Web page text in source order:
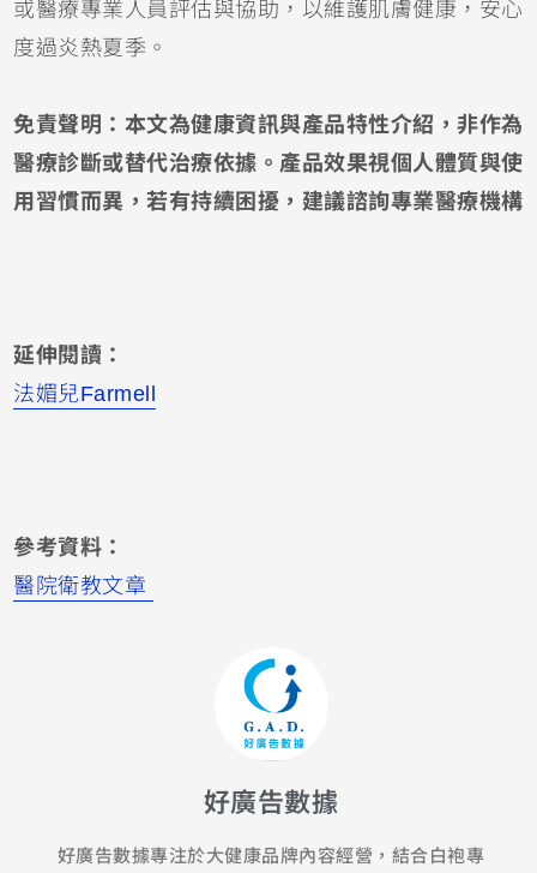
或醫療專業人員評估與協助，以維護肌膚健康，安心
度過炎熱夏季。
免責聲明：本文為健康資訊與產品特性介紹，非作為
醫療診斷或替代治療依據。產品效果視個人體質與使
用習慣而異，若有持續困擾，建議諮詢專業醫療機構
延伸閱讀：
法媚兒Farmell
參考資料：
醫院衛教文章
好廣告數據
好廣告數據專注於大健康品牌內容經營，結合白袍專